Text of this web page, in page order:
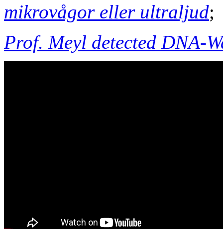
mikrovågor eller ultraljud;
Prof. Meyl detected DNA-